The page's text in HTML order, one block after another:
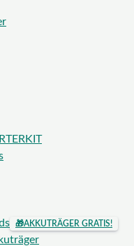
🎁AKKUTRÄGER GRATIS!